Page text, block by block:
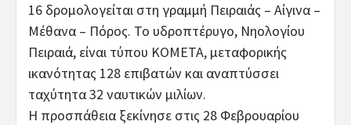
16 δρομολογείται στη γραμμή Πειραιάς – Αίγινα –
Μέθανα – Πόρος. Το υδροπτέρυγο, Νηολογίου
Πειραιά, είναι τύπου ΚΟΜΕΤΑ, μεταφορικής
ικανότητας 128 επιβατών και αναπτύσσει
ταχύτητα 32 ναυτικών μιλίων.
Η προσπάθεια ξεκίνησε στις 28 Φεβρουαρίου